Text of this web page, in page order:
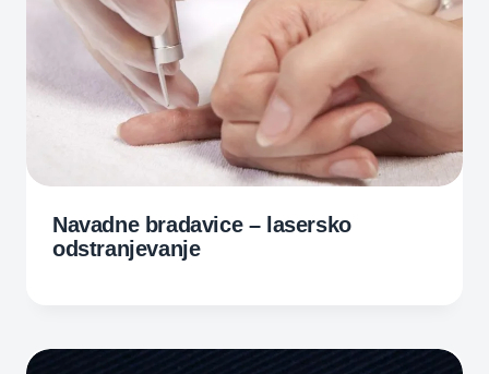
Navadne bradavice – lasersko
odstranjevanje